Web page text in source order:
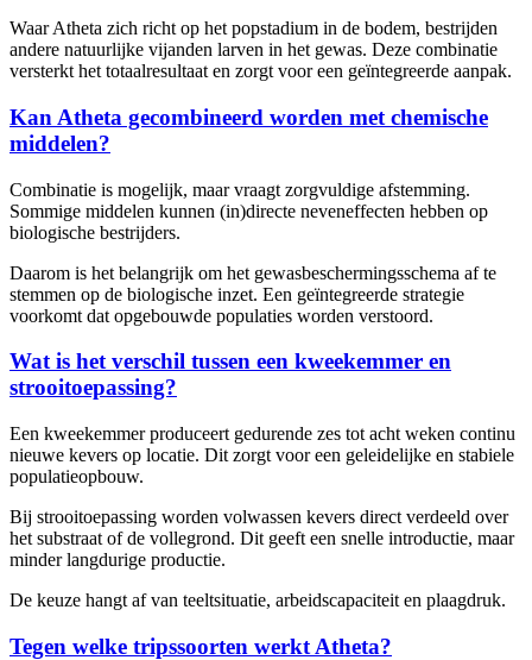
Waar Atheta zich richt op het popstadium in de bodem, bestrijden
andere natuurlijke vijanden larven in het gewas. Deze combinatie
versterkt het totaalresultaat en zorgt voor een geïntegreerde aanpak.
Kan Atheta gecombineerd worden met chemische
middelen?
Combinatie is mogelijk, maar vraagt zorgvuldige afstemming.
Sommige middelen kunnen (in)directe neveneffecten hebben op
biologische bestrijders.
Daarom is het belangrijk om het gewasbeschermingsschema af te
stemmen op de biologische inzet. Een geïntegreerde strategie
voorkomt dat opgebouwde populaties worden verstoord.
Wat is het verschil tussen een kweekemmer en
strooitoepassing?
Een kweekemmer produceert gedurende zes tot acht weken continu
nieuwe kevers op locatie. Dit zorgt voor een geleidelijke en stabiele
populatieopbouw.
Bij strooitoepassing worden volwassen kevers direct verdeeld over
het substraat of de vollegrond. Dit geeft een snelle introductie, maar
minder langdurige productie.
De keuze hangt af van teeltsituatie, arbeidscapaciteit en plaagdruk.
Tegen welke tripssoorten werkt Atheta?